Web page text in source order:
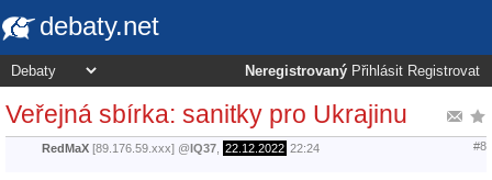
debaty.net
Neregistrovaný Přihlásit Registrovat
Veřejná sbírka: sanitky pro Ukrajinu
RedMaX [89.176.59.xxx] @IQ37 22.12.2022 22:24 #8